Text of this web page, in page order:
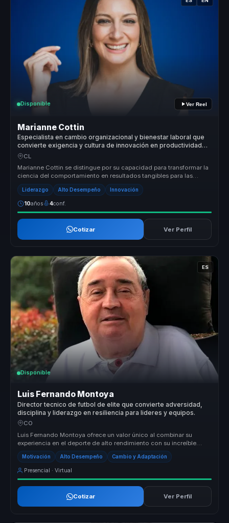
Disponible Ver Reel
Marianne Cottin
Especialista en cambio organizacional y bienestar laboral que
convierte exigencia y cultura de innovación en productividad
para líderes y equipos.
CL
Marianne Cottin se distingue por su capacidad para transformar la
ciencia del comportamiento en resultados tangibles para las
organizacio...
Liderazgo Alto Desempeño Innovación
10años 4conf.
Cotizar Ver Perfil
ES
Disponible
Luis Fernando Montoya
Director tecnico de futbol de elite que convierte adversidad,
disciplina y liderazgo en resiliencia para lideres y equipos.
CO
Luis Fernando Montoya ofrece un valor único al combinar su
experiencia en el deporte de alto rendimiento con su increíble
historia de res...
Motivación Alto Desempeño Cambio y Adaptación
Presencial · Virtual
Cotizar Ver Perfil